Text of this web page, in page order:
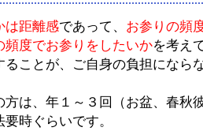
は距離感であって、 お参りの頻
頻度でお参りをしたいかを考え
ことが、ご自身の負担になら
は、年１～３回（お盆、春秋
時ぐらいです。